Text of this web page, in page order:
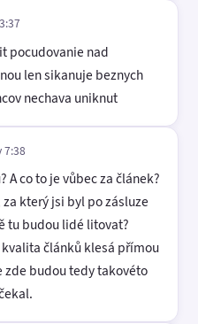
pocudovanie nad
len sikanuje beznych
nechava uniknut
7:38
A co to je vůbec za článek?
který jsi byl po zásluze
tu budou lidé litovat?
článků klesá přímou
zde budou tedy takovéto